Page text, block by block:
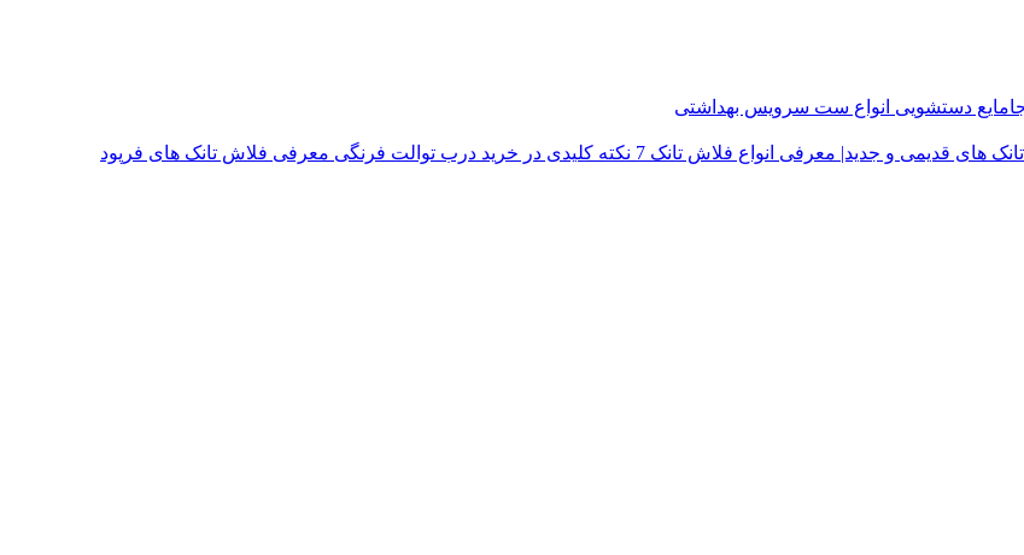
دستشویی انواع ست سرویس بهداشتی
های قدیمی و جدید| معرفی انواع فلاش تانک 7 نکته کلیدی در خرید درب توالت فرنگی معرفی فلاش تانک های فرپود